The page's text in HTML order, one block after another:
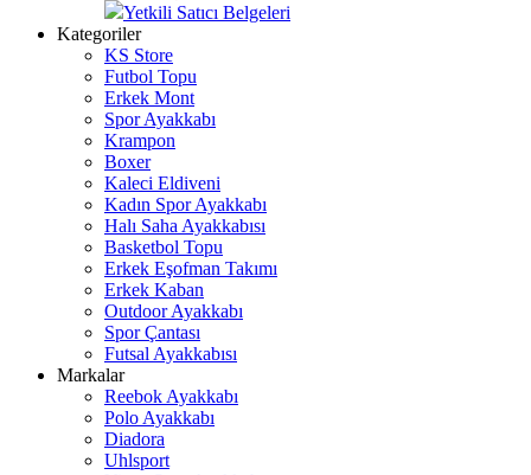
Yetkili Satıcı Belgeleri
Kategoriler
KS Store
Futbol Topu
Erkek Mont
Spor Ayakkabı
Krampon
Boxer
Kaleci Eldiveni
Kadın Spor Ayakkabı
Halı Saha Ayakkabısı
Basketbol Topu
Erkek Eşofman Takımı
Erkek Kaban
Outdoor Ayakkabı
Spor Çantası
Futsal Ayakkabısı
Markalar
Reebok Ayakkabı
Polo Ayakkabı
Diadora
Uhlsport